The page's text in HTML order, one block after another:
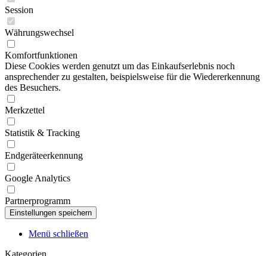
Session
Währungswechsel
Komfortfunktionen
Diese Cookies werden genutzt um das Einkaufserlebnis noch
ansprechender zu gestalten, beispielsweise für die Wiedererkennung
des Besuchers.
Merkzettel
Statistik & Tracking
Endgeräteerkennung
Google Analytics
Partnerprogramm
Menü schließen
Kategorien